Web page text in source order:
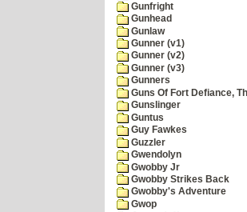
Gunfright
Gunhead
Gunlaw
Gunner (v1)
Gunner (v2)
Gunner (v3)
Gunners
Guns Of Fort Defiance,
Gunslinger
Guntus
Guy Fawkes
Guzzler
Gwendolyn
Gwobby Jr
Gwobby Strikes Back
Gwobby's Adventure
Gwop